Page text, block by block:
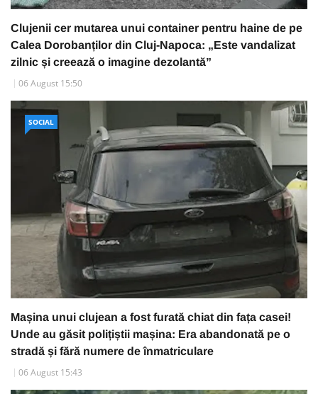
Clujenii cer mutarea unui container pentru haine de pe
Calea Dorobanților din Cluj-Napoca: „Este vandalizat
zilnic și creează o imagine dezolantă”
06 August 15:50
SOCIAL
Mașina unui clujean a fost furată chiat din fața casei!
Unde au găsit polițiștii mașina: Era abandonată pe o
stradă și fără numere de înmatriculare
06 August 15:43